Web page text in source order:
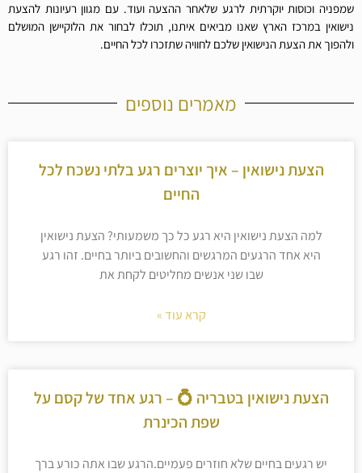
שמפניה וכוסות יוקרתית לרגע שלאחר ההצעה ועוד. עם מגוון רעיונות להצעת
נישואין במרכז הארץ שאנו מביאים איתנו, תוכלו לבחור את הלוקיישן המושלם
ולהפוך את הצעת הנישואין שלכם לחוויה שתזכרו לכל החיים.
מאמרים נוספים
הצעת נישואין – איך יוצרים רגע בלתי נשכח לכל
החיים
למה הצעת נישואין היא רגע כל כך משמעותי? הצעת נישואין
היא אחד הרגעים המרגשים והחשובים ביותר בחיים. זהו רגע
שבו שני אנשים מחליטים לקחת את
קרא עוד »
הצעת נישואין בטבריה 💍 – רגע אחד של קסם על
שפת הכינרת
יש רגעים בחיים שלא חוזרים פעמיים.הרגע שבו אתה כורע ברך